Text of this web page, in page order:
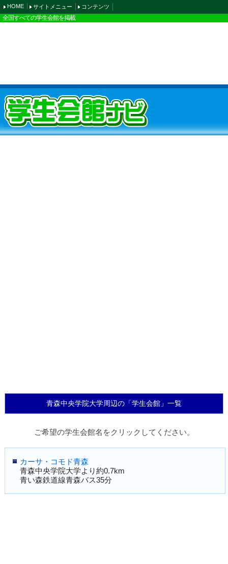
HOME サイトメニュー コンテンツ
全国すべての学生会館を掲載
青森中央学院大学周辺の「学生会館」一覧
ご希望の学生会館名をクリックしてください。
カーサ・コモド青森
青森中央学院大学より約0.7km
青い森鉄道線青森バス35分